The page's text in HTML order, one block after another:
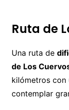
Ruta de
Una ruta de
de Los
kilómetros con
contemplar